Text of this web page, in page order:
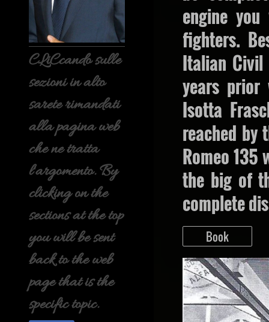
engine
fighters.
Italian
years prior
Isotta
reached by
Romeo
the big of
complete
Book
CLiCcando sulle
sezioni in alto
sarete rimandati
alla pagina web
che ne tratta
l'argomento. By
clicking on the
sections at the top
you will be sent
back to the web
page that is the
specific topic.